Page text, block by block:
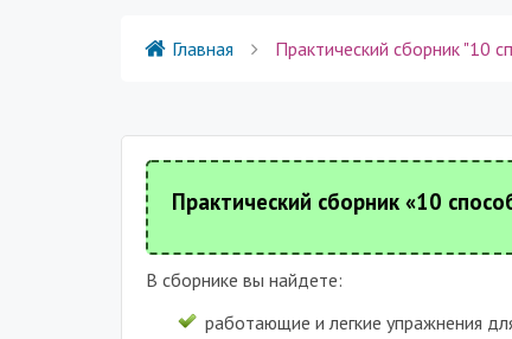
Главная
Практический сборник «10
В сборнике вы найдете:
работающие и легкие упражнения